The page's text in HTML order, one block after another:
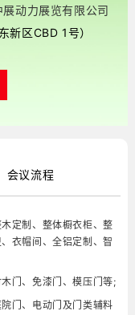
展动力展览有限公司
新区CBD 1号）
会议流程
定制、整体橱衣柜、整
衣帽间、全铝定制、智
门、免漆门、模压门等;
门、电动门及门类辅料